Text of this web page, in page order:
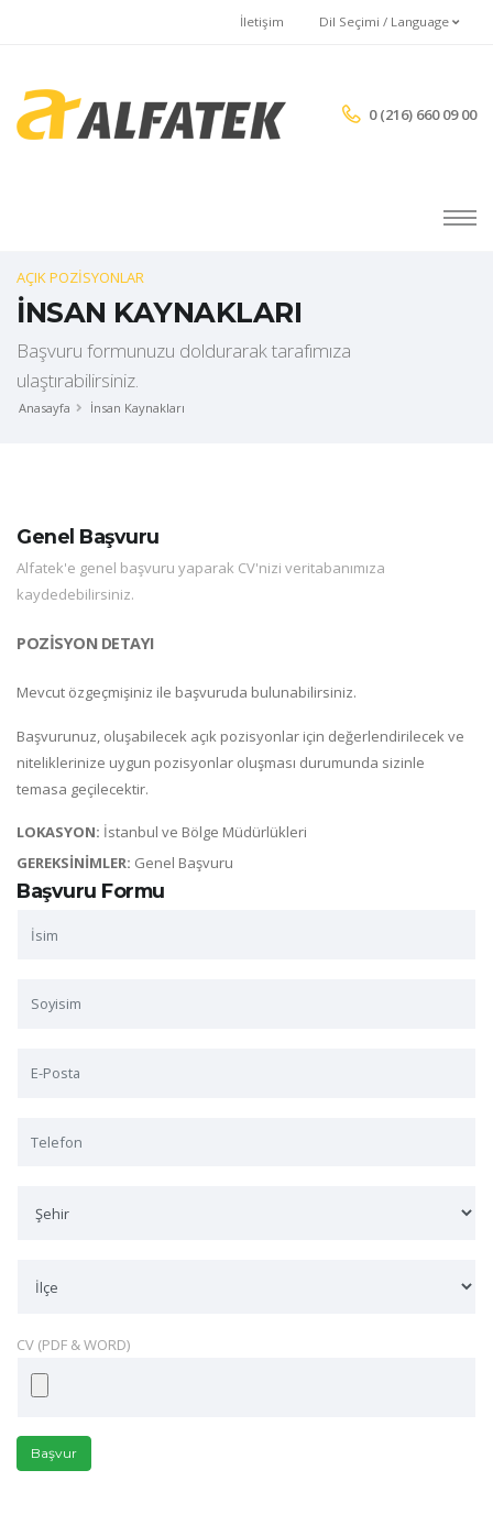
İletişim Dil Seçimi / Language
0 (216) 660 09 00
AÇIK POZİSYONLAR
İNSAN KAYNAKLARI
Başvuru formunuzu doldurarak tarafımıza
ulaştırabilirsiniz.
Anasayfa İnsan Kaynakları
Genel Başvuru
Alfatek'e genel başvuru yaparak CV'nizi veritabanımıza
kaydedebilirsiniz.
POZİSYON DETAYI
Mevcut özgeçmişiniz ile başvuruda bulunabilirsiniz.
Başvurunuz, oluşabilecek açık pozisyonlar için değerlendirilecek ve
niteliklerinize uygun pozisyonlar oluşması durumunda sizinle
temasa geçilecektir.
LOKASYON: İstanbul ve Bölge Müdürlükleri
GEREKSİNİMLER: Genel Başvuru
Başvuru Formu
CV (PDF & WORD)